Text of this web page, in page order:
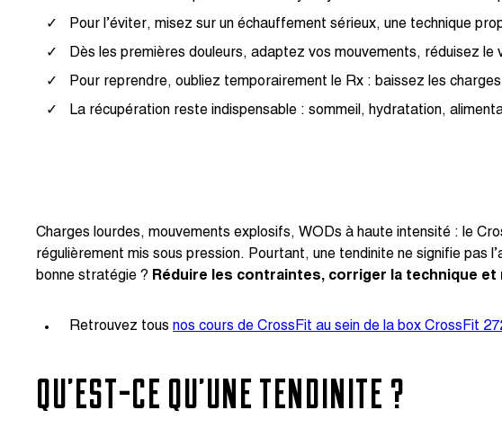
Pour l’éviter, misez sur un échauffement sérieux, une technique
Dès les premières douleurs, adaptez vos mouvements, réduisez
Pour reprendre, oubliez temporairement le Rx : baissez les
La récupération reste indispensable : sommeil, hydratation,
Charges lourdes, mouvements explosifs, WODs à haute intensité : le
régulièrement mis sous pression. Pourtant, une tendinite ne signifie pas
bonne stratégie ? Réduire les contraintes, corriger la technique
Retrouvez tous nos cours de CrossFit au sein de la box CrossFit
QU’EST-CE QU’UNE TENDINITE ?